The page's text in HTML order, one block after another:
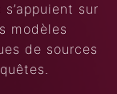
sur
modèles
de sources